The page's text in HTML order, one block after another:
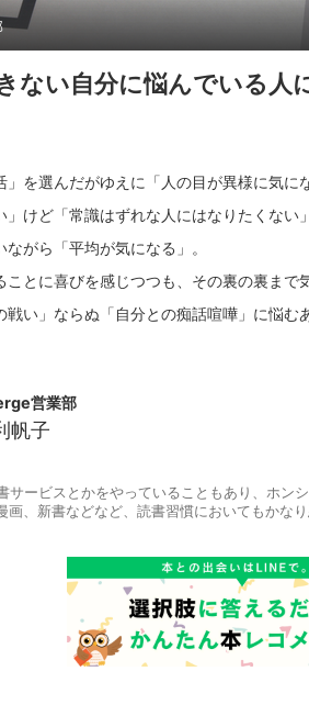
ない自分に悩んでいる人
」を選んだがゆえに「人の目が異様に気に
」けど「常識はずれな人にはなりたくない」
ながら「平均が気になる」。
ことに喜びを感じつつも、その裏の裏ま
営業部
帆子
サービスとかをやっていることもあり、ホン
画、新書などなど、読書習慣においてもかなり